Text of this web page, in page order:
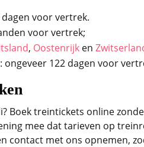
voor vertrek.
voor vertrek;
, Oostenrijk en
122 dagen voor
Boek treintickets online
mee dat tarieven op
contact met ons opnemen,